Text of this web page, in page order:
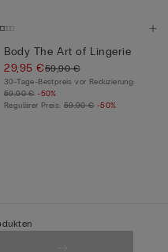
Body The Art of Lingerie
29,95 €59,90 €
30-Tage-Bestpreis vor Reduzierung:
59,90 € -50%
Regulärer Preis: 59,90 € -50%